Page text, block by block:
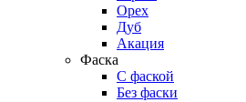
Орех
Дуб
Акация
Фаска
С фаской
Без фаски